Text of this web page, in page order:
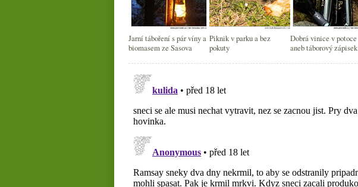
Jarní táboření s pár víny a
biomasem ze Sasova
Piknik v parku a bez
pokuty
Dobrá vinice v potoce
aneb táborový zápisek